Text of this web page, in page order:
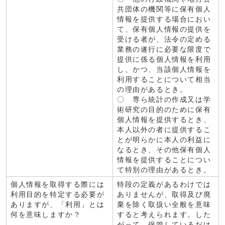
共団体の機関等に保有個人
情報を提供する場合におい
て、保有個人情報の提供を
受ける者が、法令の定める
業務の遂行に必要な限度で
提供に係る個人情報を利用
し、かつ、当該個人情報を
利用することについて相当
の理由があるとき。
〇 専ら統計の作成又は学
術研究の目的のために保有
個人情報を提供するとき、
本人以外の者に提供するこ
とが明らかに本人の利益に
なるとき、その他保有個人
情報を提供することについ
て特別の理由があるとき。
個人情報を取得する際には
利用目的を特定する必要が
ありますが、「利用」とは
何を意味しますか？
特段の定義があるわけでは
ありませんが、取得及び廃
棄を除く取扱い全般を意味
すると考えられます。した